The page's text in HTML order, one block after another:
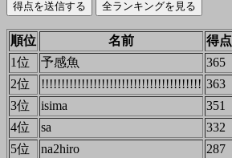
順位 名前 得点
1位
予感魚 365
2位
!!!!!!!!!!!!!!!!!!!!!!!!!!!!!!!!!!!!!!!! 363
3位
isima 351
4位
sa 332
5位
na2hiro 287